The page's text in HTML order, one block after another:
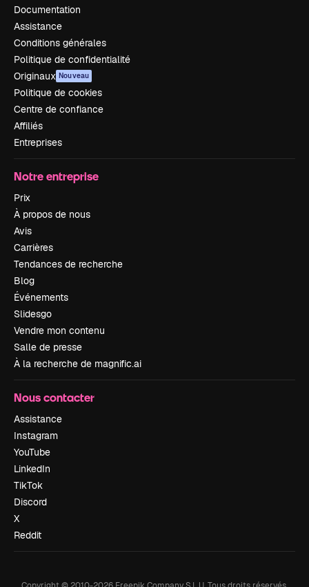
Documentation
Assistance
Conditions générales
Politique de confidentialité
Originaux Nouveau
Politique de cookies
Centre de confiance
Affiliés
Entreprises
Notre entreprise
Prix
À propos de nous
Avis
Carrières
Tendances de recherche
Blog
Événements
Slidesgo
Vendre mon contenu
Salle de presse
À la recherche de magnific.ai
Nous contacter
Assistance
Instagram
YouTube
LinkedIn
TikTok
Discord
X
Reddit